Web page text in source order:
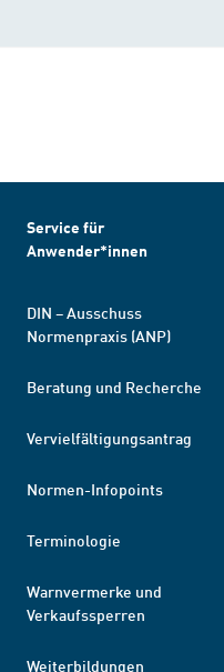
Service für
Anwender*innen
DIN – Ausschuss
Normenpraxis (ANP)
Beratung und Recherche
Vervielfältigungsantrag
Normen-Infopoints
Terminologie
Warnvermerke und
Verkaufssperren
Weiterbildungen